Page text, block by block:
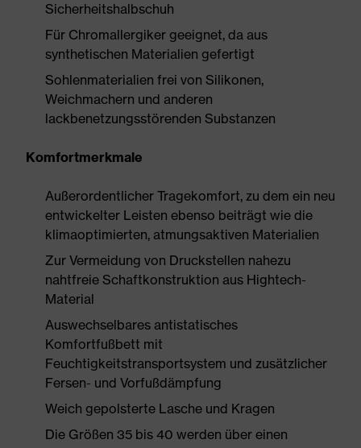
Sicherheitshalbschuh
Für Chromallergiker geeignet, da aus
synthetischen Materialien gefertigt
Sohlenmaterialien frei von Silikonen,
Weichmachern und anderen
lackbenetzungsstörenden Substanzen
Komfortmerkmale
Außerordentlicher Tragekomfort, zu dem ein neu
entwickelter Leisten ebenso beiträgt wie die
klimaoptimierten, atmungsaktiven Materialien
Zur Vermeidung von Druckstellen nahezu
nahtfreie Schaftkonstruktion aus Hightech-
Material
Auswechselbares antistatisches
Komfortfußbett mit
Feuchtigkeitstransportsystem und zusätzlicher
Fersen- und Vorfußdämpfung
Weich gepolsterte Lasche und Kragen
Die Größen 35 bis 40 werden über einen